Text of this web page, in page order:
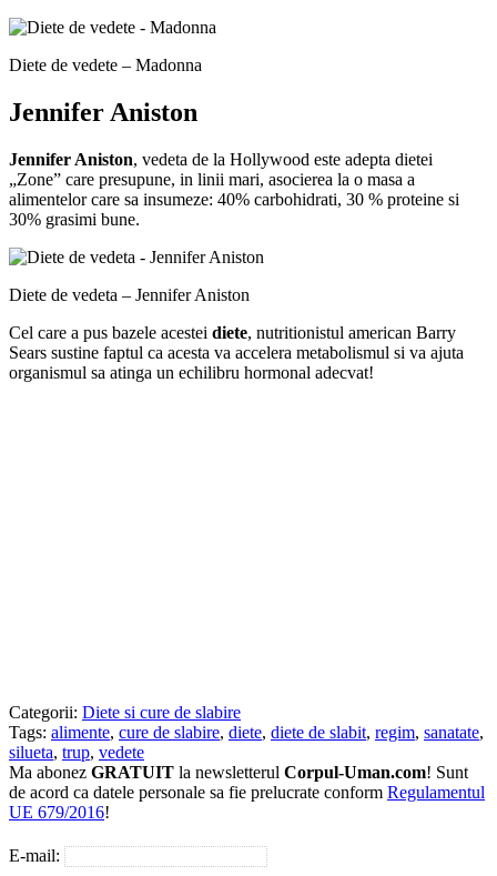
Diete de vedete – Madonna
Jennifer Aniston
Jennifer Aniston, vedeta de la Hollywood este adepta dietei
„Zone” care presupune, in linii mari, asocierea la o masa a
alimentelor care sa insumeze: 40% carbohidrati, 30 % proteine si
30% grasimi bune.
Diete de vedeta – Jennifer Aniston
Cel care a pus bazele acestei diete, nutritionistul american Barry
Sears sustine faptul ca acesta va accelera metabolismul si va ajuta
organismul sa atinga un echilibru hormonal adecvat!
Categorii: Diete si cure de slabire
Tags: alimente, cure de slabire, diete, diete de slabit, regim, sanatate,
silueta, trup, vedete
Ma abonez GRATUIT la newsletterul Corpul-Uman.com! Sunt
de acord ca datele personale sa fie prelucrate conform Regulamentul
UE 679/2016!
E-mail: